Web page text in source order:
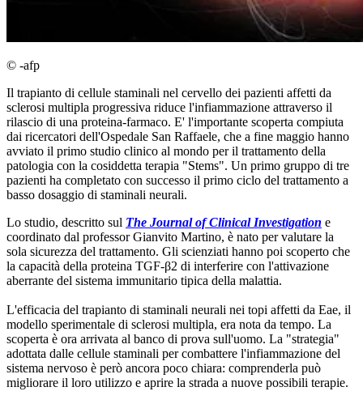
© -afp
Il trapianto di cellule staminali nel cervello dei pazienti affetti da
sclerosi multipla progressiva riduce l'infiammazione attraverso il
rilascio di una proteina-farmaco. E' l'importante scoperta compiuta
dai ricercatori dell'Ospedale San Raffaele, che a fine maggio hanno
avviato il primo studio clinico al mondo per il trattamento della
patologia con la cosiddetta terapia "Stems". Un primo gruppo di tre
pazienti ha completato con successo il primo ciclo del trattamento a
basso dosaggio di staminali neurali.
Lo studio, descritto sul The Journal of Clinical Investigation e
coordinato dal professor Gianvito Martino, è nato per valutare la
sola sicurezza del trattamento. Gli scienziati hanno poi scoperto che
la capacità della proteina TGF-β2 di interferire con l'attivazione
aberrante del sistema immunitario tipica della malattia.
L'efficacia del trapianto di staminali neurali nei topi affetti da Eae, il
modello sperimentale di sclerosi multipla, era nota da tempo. La
scoperta è ora arrivata al banco di prova sull'uomo. La "strategia"
adottata dalle cellule staminali per combattere l'infiammazione del
sistema nervoso è però ancora poco chiara: comprenderla può
migliorare il loro utilizzo e aprire la strada a nuove possibili terapie.